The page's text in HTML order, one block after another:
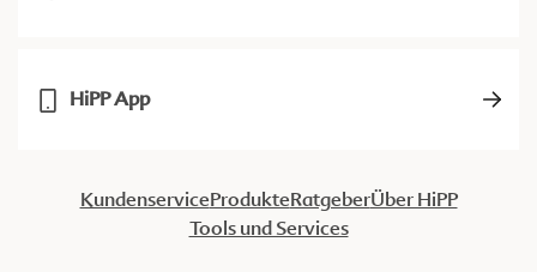
HiPP App
KundenserviceProdukteRatgeberÜber HiPP
Tools und Services